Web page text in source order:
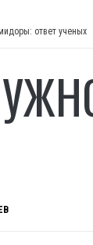
ответ ученых